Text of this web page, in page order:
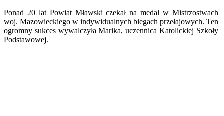
Ponad 20 lat Powiat Mławski czekał na medal w Mistrzostwach
woj. Mazowieckiego w indywidualnych biegach przełajowych. Ten
ogromny sukces wywalczyła Marika, uczennica Katolickiej Szkoły
Podstawowej.